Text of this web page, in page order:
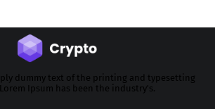
dummy text of the printing and typesetting
Ipsum has been the industry's.